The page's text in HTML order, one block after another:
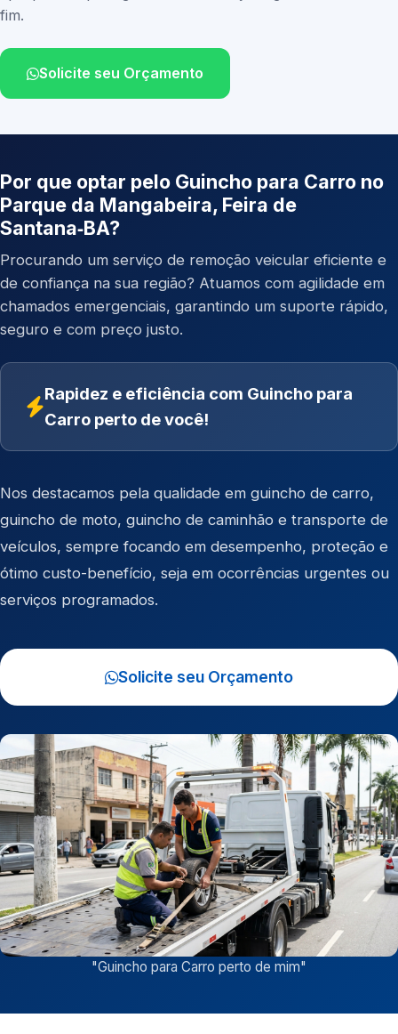
fim.
Solicite seu Orçamento
Por que optar pelo Guincho para Carro no
Parque da Mangabeira, Feira de
Santana‑BA?
Procurando um serviço de remoção veicular eficiente e
de confiança na sua região? Atuamos com agilidade em
chamados emergenciais, garantindo um suporte rápido,
seguro e com preço justo.
Rapidez e eficiência com Guincho para
Carro perto de você!
Nos destacamos pela qualidade em guincho de carro,
guincho de moto, guincho de caminhão e transporte de
veículos, sempre focando em desempenho, proteção e
ótimo custo-benefício, seja em ocorrências urgentes ou
serviços programados.
Solicite seu Orçamento
"Guincho para Carro perto de mim"